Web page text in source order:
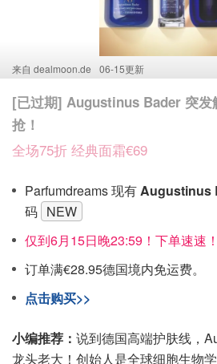
来自 dealmoon.de 06-15更新
[已过期] Augustinus Bader 突发
抢！
全场75折 经典面霜€69
Parfumdreams 现有Augustinus
码 NEW
仅到6月15日晚23:59！下单速速！
订单满€28.95德国境内免运费。
点击购买>>
小编推荐： 说到德国高端护肤线，
龙头老大！创始人是全球细胞生物